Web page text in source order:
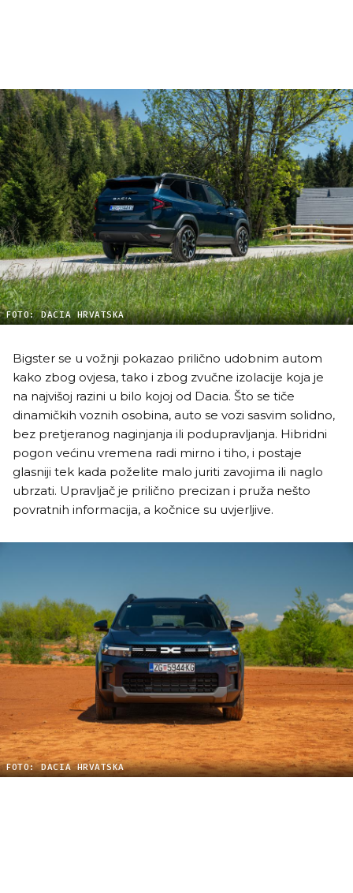
FOTO: DACIA HRVATSKA
Bigster se u vožnji pokazao prilično udobnim autom
kako zbog ovjesa, tako i zbog zvučne izolacije koja je
na najvišoj razini u bilo kojoj od Dacia. Što se tiče
dinamičkih voznih osobina, auto se vozi sasvim solidno,
bez pretjeranog naginjanja ili podupravljanja. Hibridni
pogon većinu vremena radi mirno i tiho, i postaje
glasniji tek kada poželite malo juriti zavojima ili naglo
ubrzati. Upravljač je prilično precizan i pruža nešto
povratnih informacija, a kočnice su uvjerljive.
FOTO: DACIA HRVATSKA